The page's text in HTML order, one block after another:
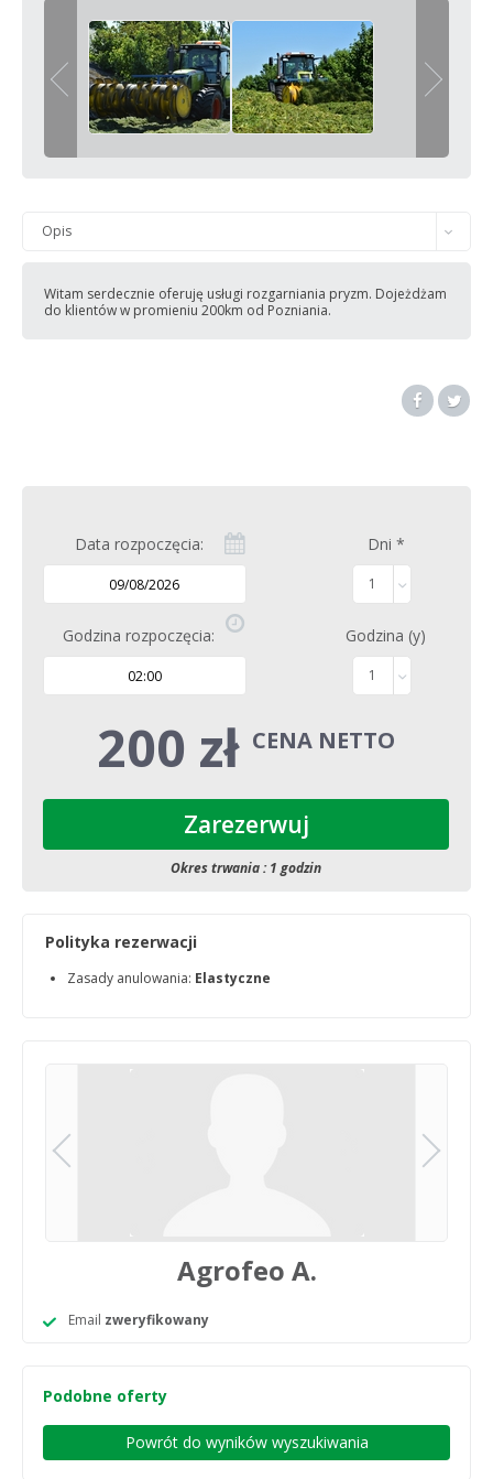
Zasady
Witam serdecznie oferuję usługi rozgarniania pryzm. Dojeżdżam
do klientów w promieniu 200km od Pozniania.
Data rozpoczęcia: Dni *
1
Godzina rozpoczęcia: Godzina (y)
1
200 zł CENA NETTO
Zarezerwuj
Okres trwania : 1 godzin
Polityka rezerwacji
Zasady anulowania: Elastyczne
Agrofeo A.
Email zweryfikowany
Podobne oferty
Powrót do wyników wyszukiwania